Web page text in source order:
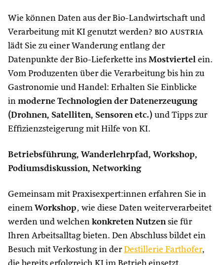
Wie können Daten aus der Bio-Landwirtschaft und
Verarbeitung mit KI genutzt werden? bio austria
lädt Sie zu einer Wanderung entlang der
Datenpunkte der Bio-Lieferkette ins Mostviertel ein.
Vom Produzenten über die Verarbeitung bis hin zu
Gastronomie und Handel: Erhalten Sie Einblicke
in moderne Technologien der Datenerzeugung
(Drohnen, Satelliten, Sensoren etc.) und Tipps zur
Effizienzsteigerung mit Hilfe von KI.
Betriebsführung, Wanderlehrpfad, Workshop,
Podiumsdiskussion, Networking
Gemeinsam mit Praxisexpert:innen erfahren Sie in
einem Workshop, wie diese Daten weiterverarbeitet
werden und welchen konkreten Nutzensie für
Ihren Arbeitsalltag bieten. Den Abschluss bildet ein
Besuch mit Verkostung in derDestillerie Farthofer,